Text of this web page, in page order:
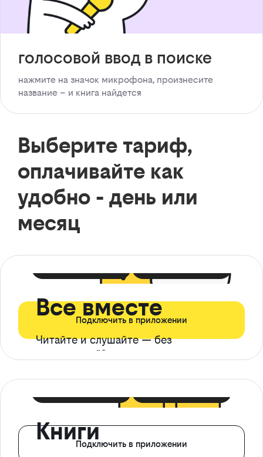
голосовой ввод в поиске
нажмите на значок микрофона, произнесите
название – и книга найдется
Выберите тариф,
оплачивайте как
удобно - день или
месяц
Все вместе
Читайте и слушайте — без
ограничений*
Подключить в приложении
КнигиПодключить в приложении